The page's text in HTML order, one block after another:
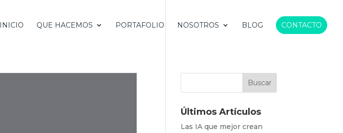
INICIO QUE HACEMOS PORTAFOLIO NOSOTROS BLOG CONTACTO
Últimos Artículos
Las IA que mejor crean